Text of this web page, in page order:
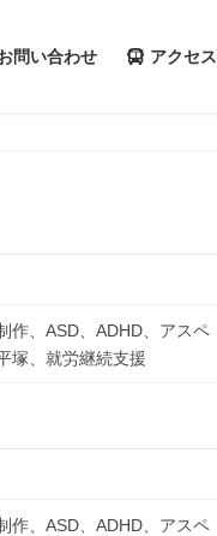
問い合わせ アクセス
作、ASD、ADHD、アスペ
塚、就労継続支援
作、ASD、ADHD、アスペ